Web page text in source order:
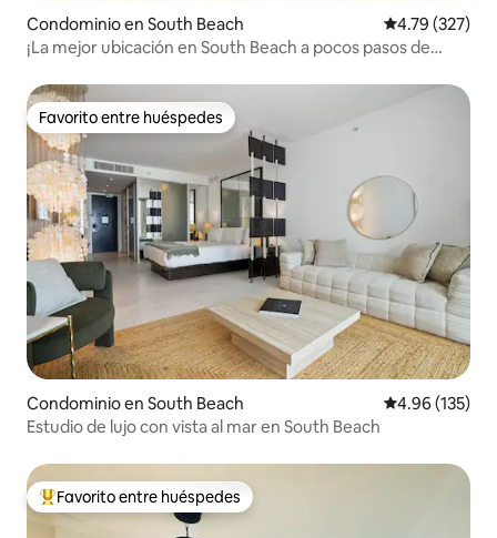
Condominio en South Beach Calificación
4.79 (327)
¡La mejor ubicación en South Beach a pocos pasos de
Favorito entre huéspedes
Favorito entre huéspedes
Condominio en South Beach Calificación
4.96 (135)
Estudio de lujo con vista al mar en South Beach
De los mejores en Favorito entre huéspedes
Favorito entre huéspedes